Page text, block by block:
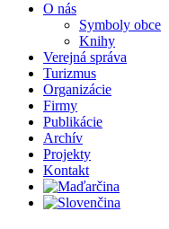
O nás
Symboly obce
Knihy
Verejná správa
Turizmus
Organizácie
Firmy
Publikácie
Archív
Projekty
Kontakt